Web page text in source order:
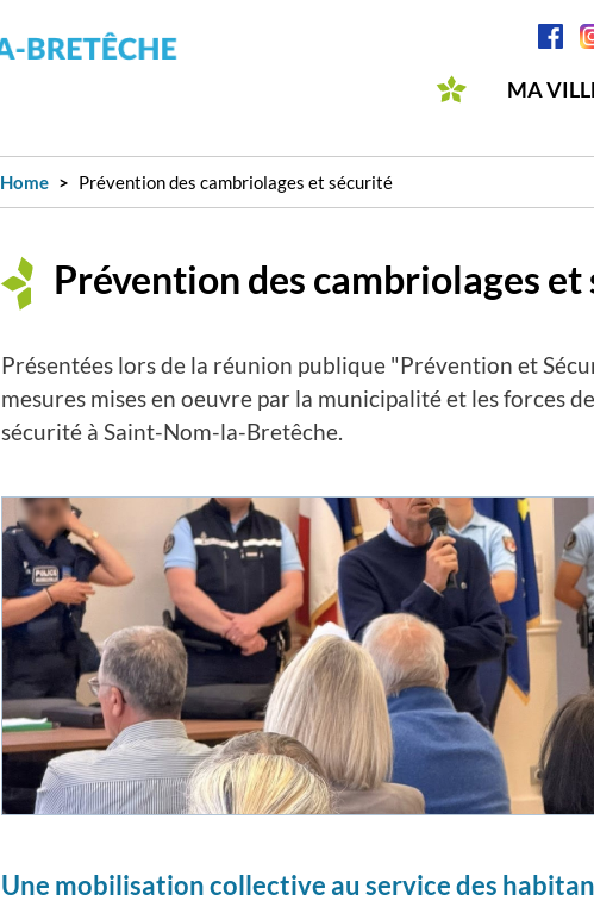
main
content
MA
Home Prévention des cambriolages et sécurité
Prévention des cambriolages
Présentées lors de la réunion publique "Prévention et
mesures mises en oeuvre par la municipalité et les forces
sécurité à Saint-Nom-la-Bretêche.
Une mobilisation collective au service des